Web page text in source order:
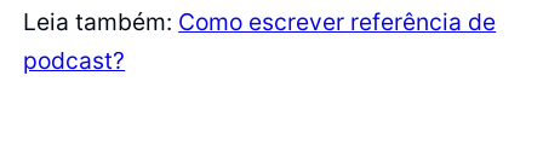
Leia também: Como escrever referência de
podcast?